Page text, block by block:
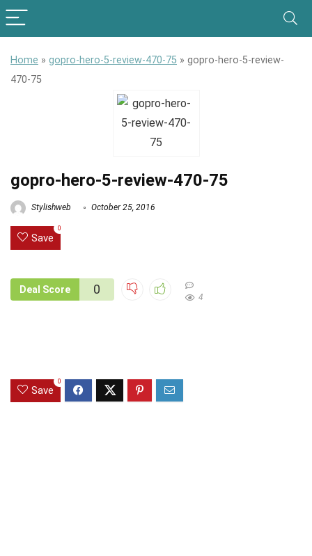
Home » gopro-hero-5-review-470-75 » gopro-hero-5-review-
470-75
gopro-hero-5-review-470-75
Stylishweb October 25, 2016
Save
0
Deal Score 0
4
Save
0